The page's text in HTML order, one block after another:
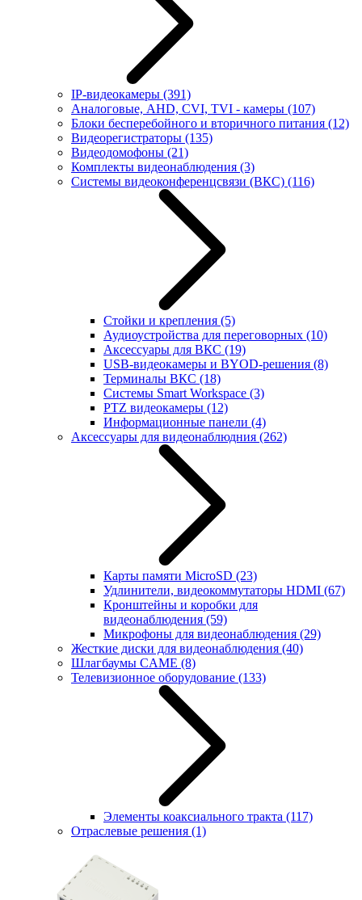
IP-видеокамеры (391)
Аналоговые, AHD, CVI, TVI - камеры (107)
Блоки бесперебойного и вторичного питания (12)
Видеорегистраторы (135)
Видеодомофоны (21)
Комплекты видеонаблюдения (3)
Системы видеоконференцсвязи (ВКС) (116)
Стойки и крепления (5)
Аудиоустройства для переговорных (10)
Аксессуары для ВКС (19)
USB-видеокамеры и BYOD-решения (8)
Терминалы ВКС (18)
Системы Smart Workspace (3)
PTZ видеокамеры (12)
Информационные панели (4)
Аксессуары для видеонаблюдния (262)
Карты памяти MicroSD (23)
Удлинители, видеокоммутаторы HDMI (67)
Кронштейны и коробки для
видеонаблюдения (59)
Микрофоны для видеонаблюдения (29)
Жесткие диски для видеонаблюдения (40)
Шлагбаумы CAME (8)
Телевизионное оборудование (133)
Элементы коаксиального тракта (117)
Отраслевые решения (1)